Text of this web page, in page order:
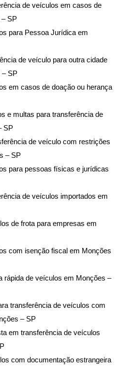
de veículos em casos de
SP
para Pessoa Jurídica em
de veículo para outra cidade
– SP
em casos de doação ou herança
e multas para transferência de
SP
de veículo com restrições
– SP
para pessoas físicas e jurídicas
de veículos importados em
de frota para empresas em
com isenção fiscal em Monções
rápida de veículos em Monções –
transferência de veículos com
– SP
em transferência de veículos
com documentação estrangeira